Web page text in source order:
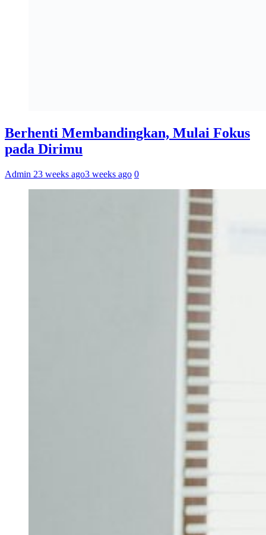
Berhenti Membandingkan, Mulai Fokus
pada Dirimu
Admin 23 weeks ago3 weeks ago 0